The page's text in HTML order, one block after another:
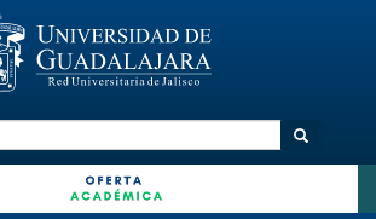
Buscar